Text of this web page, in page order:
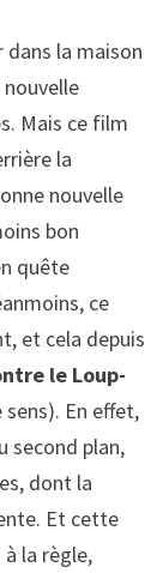
dans la maison
Mais ce film
la
nouvelle
bon
quête
ce
et cela depuis
le Loup-
sens). En effet,
second plan,
dont la
Et cette
la règle,